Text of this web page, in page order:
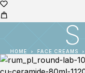
HOME FACE CREAMS